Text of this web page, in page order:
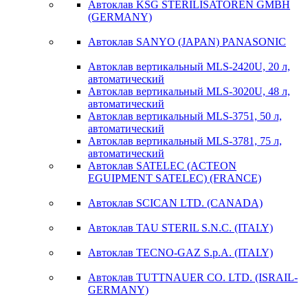
Автоклав KSG STERILISATOREN GMBH
(GERMANY)
Автоклав SANYO (JAPAN) PANASONIC
Автоклав вертикальный MLS-2420U, 20 л,
автоматический
Автоклав вертикальный MLS-3020U, 48 л,
автоматический
Автоклав вертикальный MLS-3751, 50 л,
автоматический
Автоклав вертикальный MLS-3781, 75 л,
автоматический
Автоклав SATELEC (ACTEON
EGUIPMENT SATELEC) (FRANCE)
Автоклав SCICAN LTD. (CANADA)
Автоклав TAU STERIL S.N.C. (ITALY)
Автоклав TECNO-GAZ S.p.A. (ITALY)
Автоклав TUTTNAUER CO. LTD. (ISRAIL-
GERMANY)